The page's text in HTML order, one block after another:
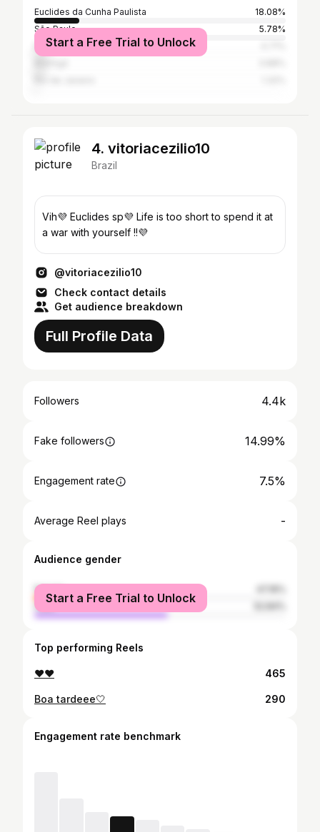
Euclides da Cunha Paulista
18.08%
São Paulo
5.78%
Presidente Prudente
Start a Free Trial to Unlock
4. vitoriacezilio10
Brazil
Vih💜 Euclides sp💜 Life is too short to spend it at
a war with yourself !!💜
@vitoriacezilio10
Check contact details
Get audience breakdown
Full Profile Data
Followers 4.4k
Fake followers 14.99%
Engagement rate 7.5%
Average Reel plays -
Audience gender
female
male
Start a Free Trial to Unlock
Top performing Reels
❤❤ 465
Boa tardeee🤍 290
Engagement rate benchmark